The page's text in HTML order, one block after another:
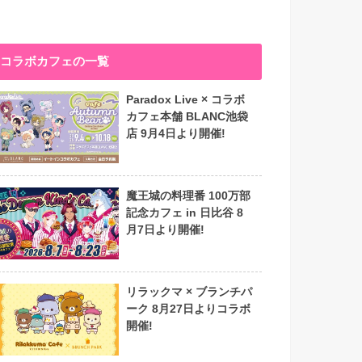
コラボカフェの一覧
Paradox Live × コラボ
カフェ本舗 BLANC池袋
店 9月4日より開催!
魔王城の料理番 100万部
記念カフェ in 日比谷 8
月7日より開催!
リラックマ × ブランチパ
ーク 8月27日よりコラボ
開催!